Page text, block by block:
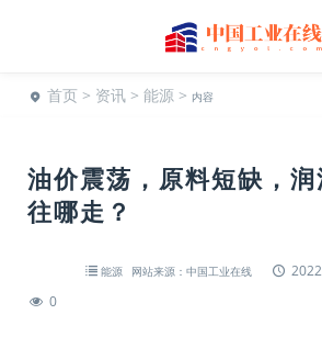
首页 > 资讯 > 能源 > 内容
油价震荡，原料短缺，
往哪走？
能源 网站来源：中国工业在线
0